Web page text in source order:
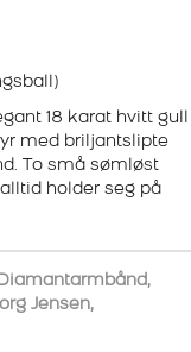
18 karat hvitt gull
med briljantslipte
To små sømløst
holder seg på
,
Jensen,